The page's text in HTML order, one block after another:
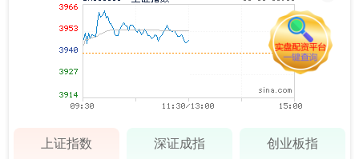
上证指数 深证成指 创业板指